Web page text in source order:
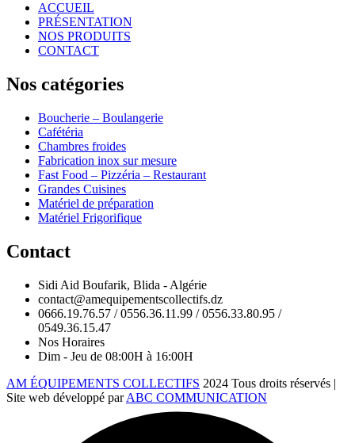
ACCUEIL
PRÉSENTATION
NOS PRODUITS
CONTACT
Nos catégories
Boucherie – Boulangerie
Cafétéria
Chambres froides
Fabrication inox sur mesure
Fast Food – Pizzéria – Restaurant
Grandes Cuisines
Matériel de préparation
Matériel Frigorifique
Contact
Sidi Aid Boufarik, Blida - Algérie
contact@amequipementscollectifs.dz
0666.19.76.57 / 0556.36.11.99 / 0556.33.80.95 /
0549.36.15.47
Nos Horaires
Dim - Jeu de 08:00H à 16:00H
AM ÉQUIPEMENTS COLLECTIFS 2024 Tous droits réservés |
Site web développé parABC COMMUNICATION